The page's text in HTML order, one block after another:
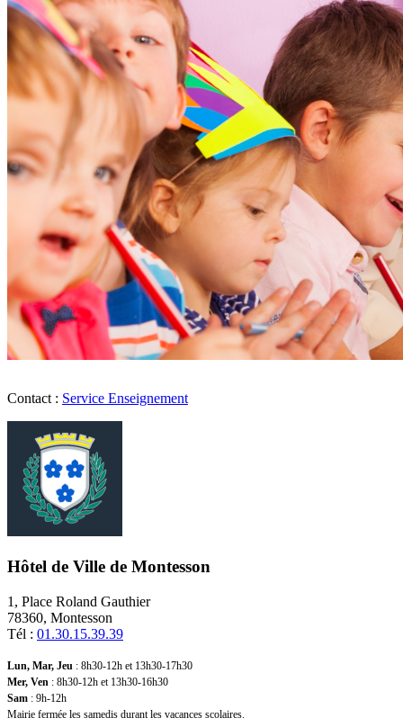
Contact : Service Enseignement
Hôtel de Ville de Montesson
1, Place Roland Gauthier
78360, Montesson
Tél : 01.30.15.39.39
Lun, Mar, Jeu : 8h30-12h et 13h30-17h30
Mer, Ven : 8h30-12h et 13h30-16h30
Sam : 9h-12h
Mairie fermée les samedis durant les vacances scolaires.